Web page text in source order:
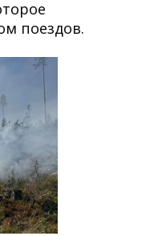
поездов.